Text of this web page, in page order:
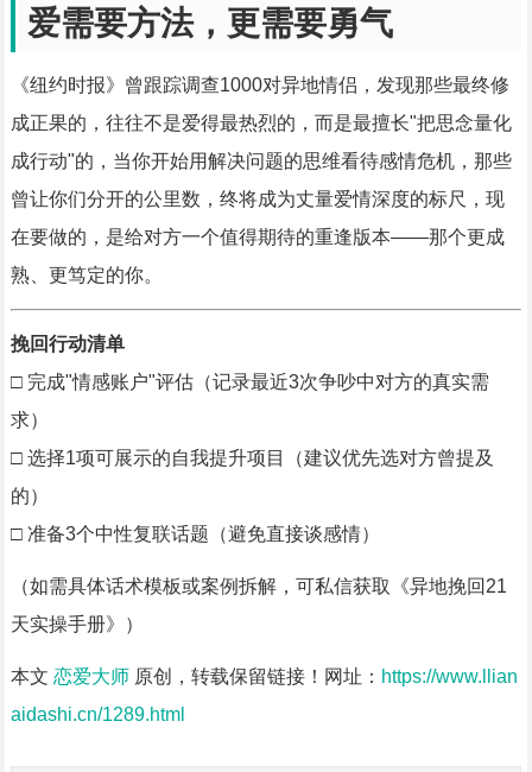
爱需要方法，更需要勇气
《纽约时报》曾跟踪调查1000对异地情侣，发现那些最终修
成正果的，往往不是爱得最热烈的，而是最擅长"把思念量化
成行动"的，当你开始用解决问题的思维看待感情危机，那些
曾让你们分开的公里数，终将成为丈量爱情深度的标尺，现
在要做的，是给对方一个值得期待的重逢版本——那个更成
熟、更笃定的你。
挽回行动清单
□ 完成"情感账户"评估（记录最近3次争吵中对方的真实需
求）
□ 选择1项可展示的自我提升项目（建议优先选对方曾提及
的）
□ 准备3个中性复联话题（避免直接谈感情）
（如需具体话术模板或案例拆解，可私信获取《异地挽回21
天实操手册》）
本文 恋爱大师原创，转载保留链接！网址： https://www.llian
aidashi.cn/1289.html